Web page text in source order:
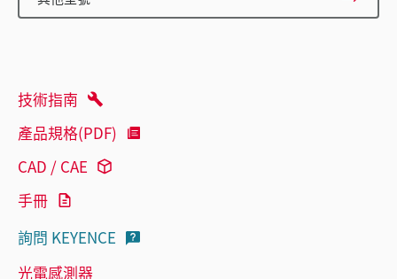
技術指南
產品規格(PDF)
CAD / CAE
手冊
詢問 KEYENCE
光電感測器